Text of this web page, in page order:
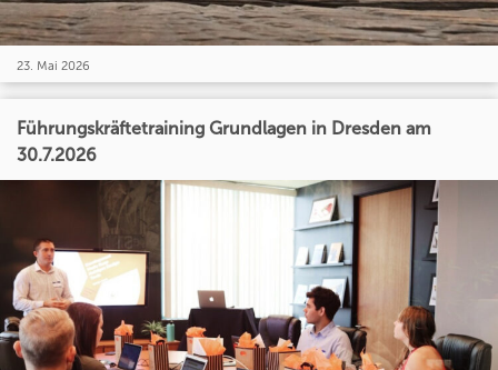
23. Mai 2026
Führungskräftetraining Grundlagen in Dresden am
30.7.2026